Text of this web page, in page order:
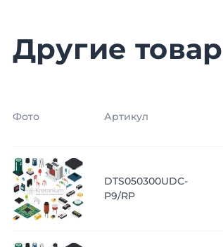
Другие
Фото Артикул
DTS050300UDC-
P9/RP